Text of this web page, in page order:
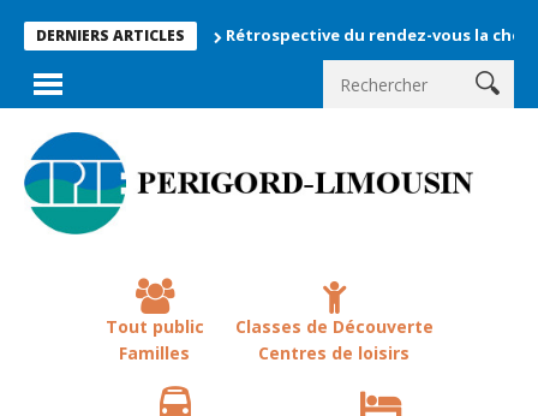
DERNIERS ARTICLESRétrospective du rendez-vous la chevêche
Tout public
Familles
Classes de Découverte
Centres de loisirs